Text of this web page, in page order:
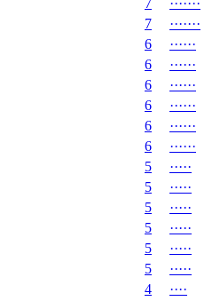
7 ·······
7 ·······
6 ······
6 ······
6 ······
6 ······
6 ······
6 ······
5 ·····
5 ·····
5 ·····
5 ·····
5 ·····
5 ·····
4 ····